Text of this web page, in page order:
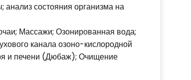
состояния организма на
Массажи; Озонированная вода;
канала озоно-кислородной
и печени (Дюбаж); Очищение